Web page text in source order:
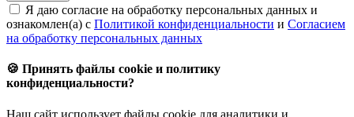
Я даю согласие на обработку персональных данных и
ознакомлен(а) с Политикой конфиденциальности и Согласием
на обработку персональных данных
🍪 Принять файлы cookie и политику
конфиденциальности?
Наш сайт использует файлы cookie для аналитики и